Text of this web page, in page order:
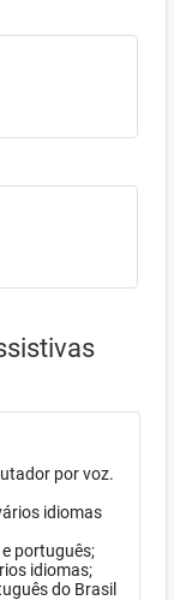
por voz.
idiomas
e português;
idiomas;
do Brasil